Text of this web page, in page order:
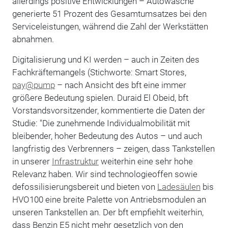
generierte 51 Prozent des Gesamtumsatzes bei den
Serviceleistungen, während die Zahl der Werkstätten
abnahmen.
Digitalisierung und KI werden – auch in Zeiten des
Fachkräftemangels (Stichworte: Smart Stores,
pay@pump– nach Ansicht des bft eine immer
größere Bedeutung spielen. Duraid El Obeid, bft
Vorstandsvorsitzender, kommentierte die Daten der
Studie: "Die zunehmende Individualmobilität mit
bleibender, hoher Bedeutung des Autos – und auch
langfristig des Verbrenners – zeigen, dass Tankstellen
in unserer Infrastrukturweiterhin eine sehr hohe
Relevanz haben. Wir sind technologieoffen sowie
defossilisierungsbereit und bieten von Ladesäulen bis
HVO100 eine breite Palette von Antriebsmodulen an
unseren Tankstellen an. Der bft empfiehlt weiterhin,
dass Benzin E5 nicht mehr gesetzlich von den